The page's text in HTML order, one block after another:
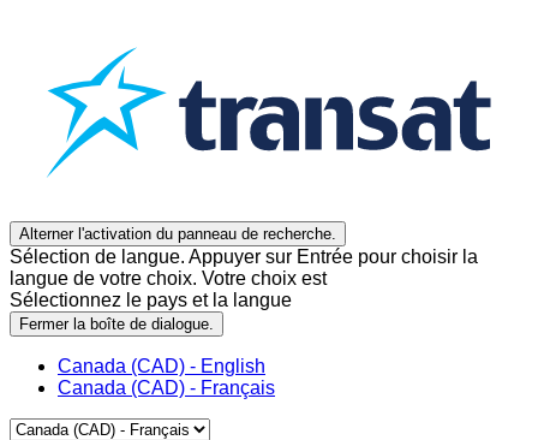
Alterner l'activation du panneau de recherche.
Sélection de langue. Appuyer sur Entrée pour choisir la
langue de votre choix. Votre choix est
Sélectionnez le pays et la langue
Fermer la boîte de dialogue.
Canada (CAD) - English
Canada (CAD) - Français